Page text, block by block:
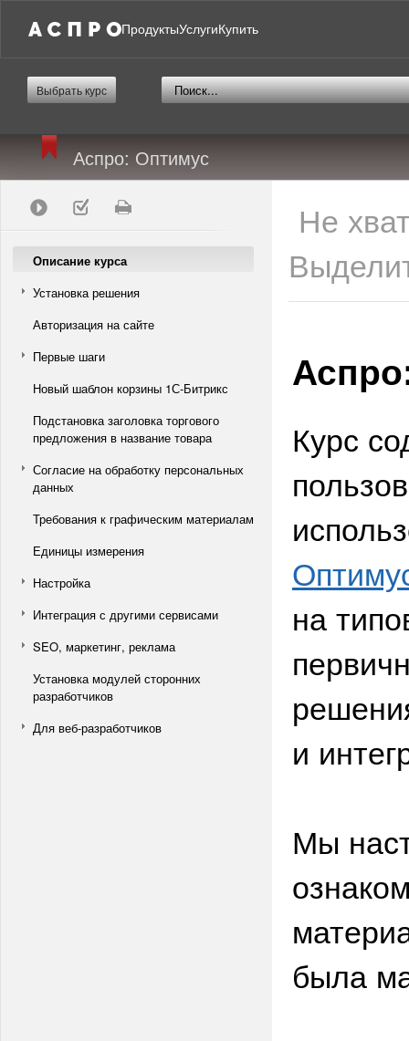
ПродуктыУслугиКупить
Выбрать курс
Аспро: Оптимус
Описание курса
Установка решения
Авторизация на сайте
Первые шаги
Новый шаблон корзины 1С-Битрикс
Подстановка заголовка торгового
предложения в название товара
Согласие на обработку персональных
данных
Требования к графическим материалам
Единицы измерения
Настройка
Интеграция с другими сервисами
SEO, маркетинг, реклама
Установка модулей сторонних
разработчиков
Для веб-разработчиков
Не
Курс
на
и
Мы
была